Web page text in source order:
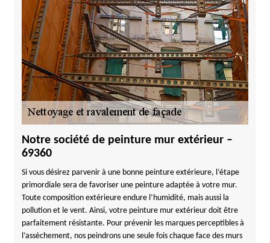
Notre société de peinture mur extérieur –
69360
Si vous désirez parvenir à une bonne peinture extérieure, l’étape
primordiale sera de favoriser une peinture adaptée à votre mur.
Toute composition extérieure endure l’humidité, mais aussi la
pollution et le vent. Ainsi, votre peinture mur extérieur doit être
parfaitement résistante. Pour prévenir les marques perceptibles à
l’assèchement, nos peindrons une seule fois chaque face des murs